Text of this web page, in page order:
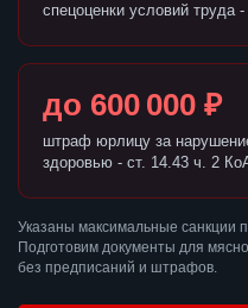
спецоценки условий
до 600 000 ₽
штраф юрлицу за
здоровью - ст. 14.43 ч. 2
Указаны максимальные
Подготовим документы для
без предписаний и штрафов.